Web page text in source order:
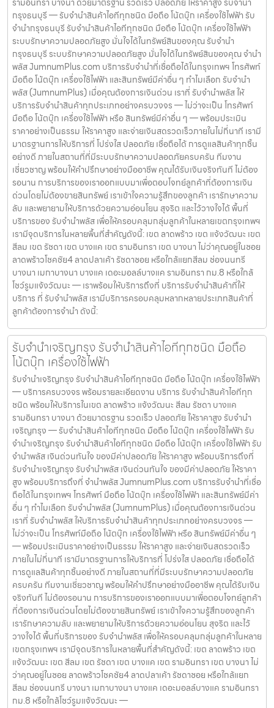
กรุงธนบุรี — รับจำนำสินค้าไอทีทุกชนิด มือถือ โน้ตบุ๊ก เครื่องใช้ไฟฟ้า รับ
จำนำกรุงธนบุรี รับจำนำสินค้าไอทีทุกชนิด มือถือ โน้ตบุ๊ก เครื่องใช้ไฟฟ้า
ระบบรักษาความปลอดภัยสูง มั่นใจได้ในทรัพย์สินของคุณ รับจำนำ
กรุงธนบุรี ระบบรักษาความปลอดภัยสูง มั่นใจได้ในทรัพย์สินของคุณ จำนำ
พลัส JumnumPlus.com บริการรับจำนำที่เชื่อถือได้ในกรุงเทพฯ โทรศัพท์
มือถือ โน้ตบุ๊ก เครื่องใช้ไฟฟ้า และสินทรัพย์มีค่าอื่น ๆ ทำไมเลือก รับจำนำ
พลัส (JumnumPlus) เมื่อคุณต้องการเงินด่วน เราที่ รับจำนำพลัส ให้
บริการรับจำนำสินค้าทุกประเภทอย่างครบวงจร — ไม่ว่าจะเป็น โทรศัพท์
มือถือ โน้ตบุ๊ก เครื่องใช้ไฟฟ้า หรือ สินทรัพย์มีค่าอื่น ๆ — พร้อมประเมิน
ราคาอย่างเป็นธรรม ให้ราคาสูง และจ่ายเงินสดรวดเร็วภายในไม่กี่นาที เรามี
มาตรฐานการให้บริการที่ โปร่งใส ปลอดภัย เชื่อถือได้ การดูแลสินค้าทุกชิ้น
อย่างดี ภายในสถานที่ที่มีระบบรักษาความปลอดภัยครบครัน ทีมงาน
เชี่ยวชาญ พร้อมให้คำปรึกษาอย่างมืออาชีพ คุณได้รับเงินจริงทันที ไม่ต้อง
รอนาน การบริการของเราออกแบบมาเพื่อตอบโจทย์ลูกค้าที่ต้องการเงิน
ด่วนโดยไม่ต้องขายสินทรัพย์ เราเข้าใจความรู้สึกของลูกค้า เรารักษาความ
ลับ และพยายามให้บริการด้วยความอ่อนโยน สุจริต และไว้วางใจได้ พื้นที่
บริการของ รับจำนำพลัส เพื่อให้ครอบคลุมกลุ่มลูกค้าในหลายเขตกรุงเทพฯ
เรามีจุดบริการในหลายพื้นที่สำคัญดังนี้: เขต ลาดพร้าว เขต แจ้งวัฒนะ เขต
สีลม เขต รัชดา เขต บางแค เขต รามอินทรา เขต บางนา ไม่ว่าคุณอยู่ในซอย
ลาดพร้าวโชคชัย4 ลาดปลาเค้า รัชดาซอย หรือใกล้แยกสีลม ช่องนนทรี
บางนา เมกาบางนา บางแค เดอะมอลล์บางแค รามอินทรา กม.8 หรือใกล้
โชว์รูมแจ้งวัฒนะ — เราพร้อมให้บริการถึงที่ บริการรับจำนำสินค้าที่ให้
บริการ ที่ รับจำนำพลัส เรามีบริการครอบคลุมหลากหลายประเภทสินค้าที่
ลูกค้าต้องการจำนำ ดังนี้:
รับจำนำเจริญกรุง รับจำนำสินค้าไอทีทุกชนิด มือถือ
โน้ตบุ๊ก เครื่องใช้ไฟฟ้า
รับจำนำเจริญกรุง รับจำนำสินค้าไอทีทุกชนิด มือถือ โน้ตบุ๊ก เครื่องใช้ไฟฟ้า
— บริการครบวงจร พร้อมรายละเอียดงาน บริการ รับจำนำสินค้าไอทีทุก
ชนิด พร้อมให้บริการในเขต ลาดพร้าว แจ้งวัฒนะ สีลม รัชดา บางแค
รามอินทรา บางนา ด้วยมาตรฐาน รวดเร็ว ปลอดภัย ให้ราคาสูง รับจำนำ
เจริญกรุง — รับจำนำสินค้าไอทีทุกชนิด มือถือ โน้ตบุ๊ก เครื่องใช้ไฟฟ้า รับ
จำนำเจริญกรุง รับจำนำสินค้าไอทีทุกชนิด มือถือ โน้ตบุ๊ก เครื่องใช้ไฟฟ้า รับ
จำนำพลัส เงินด่วนทันใจ ของมีค่าปลอดภัย ให้ราคาสูง พร้อมบริการถึงที่
รับจำนำเจริญกรุง รับจำนำพลัส เงินด่วนทันใจ ของมีค่าปลอดภัย ให้ราคา
สูง พร้อมบริการถึงที่ จำนำพลัส JumnumPlus.com บริการรับจำนำที่เชื่อ
ถือได้ในกรุงเทพฯ โทรศัพท์ มือถือ โน้ตบุ๊ก เครื่องใช้ไฟฟ้า และสินทรัพย์มีค่า
อื่น ๆ ทำไมเลือก รับจำนำพลัส (JumnumPlus) เมื่อคุณต้องการเงินด่วน
เราที่ รับจำนำพลัส ให้บริการรับจำนำสินค้าทุกประเภทอย่างครบวงจร —
ไม่ว่าจะเป็น โทรศัพท์มือถือ โน้ตบุ๊ก เครื่องใช้ไฟฟ้า หรือ สินทรัพย์มีค่าอื่น ๆ
— พร้อมประเมินราคาอย่างเป็นธรรม ให้ราคาสูง และจ่ายเงินสดรวดเร็ว
ภายในไม่กี่นาที เรามีมาตรฐานการให้บริการที่ โปร่งใส ปลอดภัย เชื่อถือได้
การดูแลสินค้าทุกชิ้นอย่างดี ภายในสถานที่ที่มีระบบรักษาความปลอดภัย
ครบครัน ทีมงานเชี่ยวชาญ พร้อมให้คำปรึกษาอย่างมืออาชีพ คุณได้รับเงิน
จริงทันที ไม่ต้องรอนาน การบริการของเราออกแบบมาเพื่อตอบโจทย์ลูกค้า
ที่ต้องการเงินด่วนโดยไม่ต้องขายสินทรัพย์ เราเข้าใจความรู้สึกของลูกค้า
เรารักษาความลับ และพยายามให้บริการด้วยความอ่อนโยน สุจริต และไว้
วางใจได้ พื้นที่บริการของ รับจำนำพลัส เพื่อให้ครอบคลุมกลุ่มลูกค้าในหลาย
เขตกรุงเทพฯ เรามีจุดบริการในหลายพื้นที่สำคัญดังนี้: เขต ลาดพร้าว เขต
แจ้งวัฒนะ เขต สีลม เขต รัชดา เขต บางแค เขต รามอินทรา เขต บางนา ไม่
ว่าคุณอยู่ในซอย ลาดพร้าวโชคชัย4 ลาดปลาเค้า รัชดาซอย หรือใกล้แยก
สีลม ช่องนนทรี บางนา เมกาบางนา บางแค เดอะมอลล์บางแค รามอินทรา
กม.8 หรือใกล้โชว์รูมแจ้งวัฒนะ —